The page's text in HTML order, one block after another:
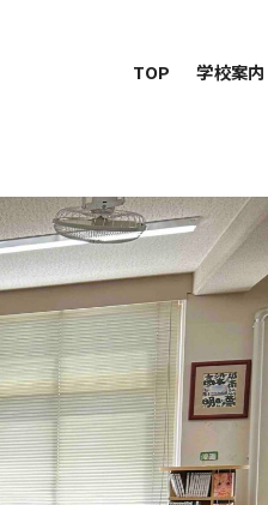
TOP 学校案内